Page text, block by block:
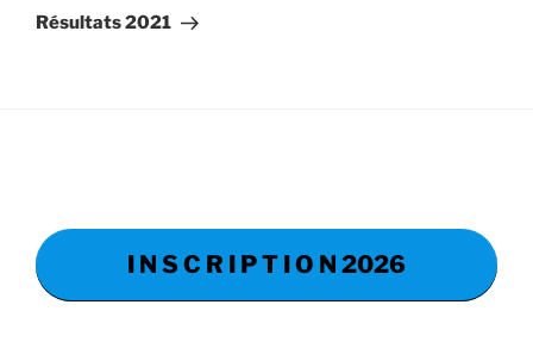
suivant
Résultats 2021
I N S C R I P T I O N 2026